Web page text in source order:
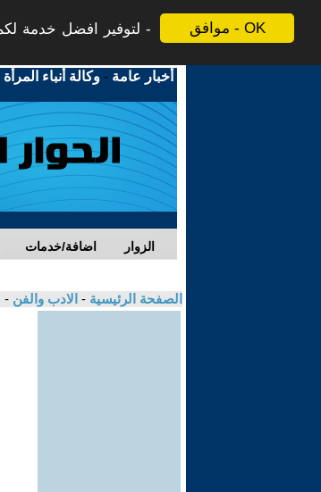
موافق - OK
لتوفير افضل خدمة
أخبار عامة -وكالة أنباء المرأة
اضافة/خدمات الزوار
الصفحة الرئيسية - الادب والفن -